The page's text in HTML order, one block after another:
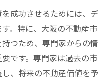
成功させるためには、デ
。特に、大阪の不動産市
つため、専門家からの情
です。専門家は過去の市
、将来の不動産価値を予